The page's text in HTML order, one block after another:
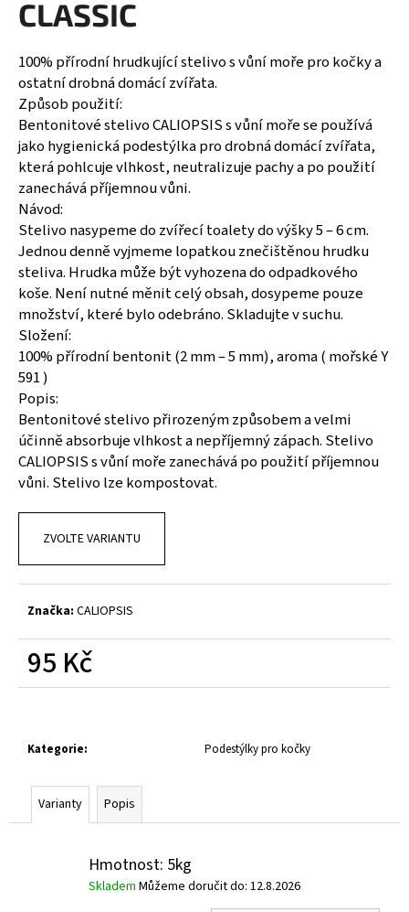
CLASSIC
100% přírodní hrudkující stelivo s vůní moře pro kočky a
ostatní drobná domácí zvířata.
Způsob použití:
Bentonitové stelivo CALIOPSIS s vůní moře se používá
jako hygienická podestýlka pro drobná domácí zvířata,
která pohlcuje vlhkost, neutralizuje pachy a po použití
zanechává příjemnou vůni.
Návod:
Stelivo nasypeme do zvířecí toalety do výšky 5 – 6 cm.
Jednou denně vyjmeme lopatkou znečištěnou hrudku
steliva. Hrudka může být vyhozena do odpadkového
koše. Není nutné měnit celý obsah, dosypeme pouze
množství, které bylo odebráno. Skladujte v suchu.
Složení:
100% přírodní bentonit (2 mm – 5 mm), aroma ( mořské Y
591 )
Popis:
Bentonitové stelivo přirozeným způsobem a velmi
účinně absorbuje vlhkost a nepříjemný zápach. Stelivo
CALIOPSIS s vůní moře zanechává po použití příjemnou
vůni. Stelivo lze kompostovat.
ZVOLTE VARIANTU
Značka: CALIOPSIS
95 Kč
Měrná
Kategorie: Podestýlky pro kočky
Varianty Popis
Hmotnost: 5kg
Skladem Můžeme doručit do: 12.8.2026
a
í
t
?
D
o
p
o
r
u
č
u
j
e
m
e